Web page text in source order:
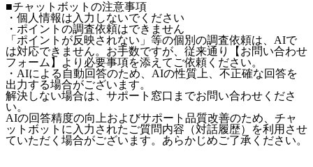
■チャットボットの注意事項
・個人情報は入力しないでください
・ポイントの調査依頼はできません
「ポイントが反映されない」等の個別の調査依頼は、AIで
は対応できません。お手数ですが、従来通り【お問い合わせ
フォーム】より必要事項を添えてご依頼ください。
・AIによる自動回答のため、AIの性質上、不正確な回答を
出力する場合がございます。
解決しない場合は、サポート窓口までお問い合わせくださ
い。
AIの回答精度の向上およびサポート品質改善のため、チャ
ットボットに入力されたご質問内容（対話履歴）を利用させ
ていただく場合がございます。あらかじめご了承ください。